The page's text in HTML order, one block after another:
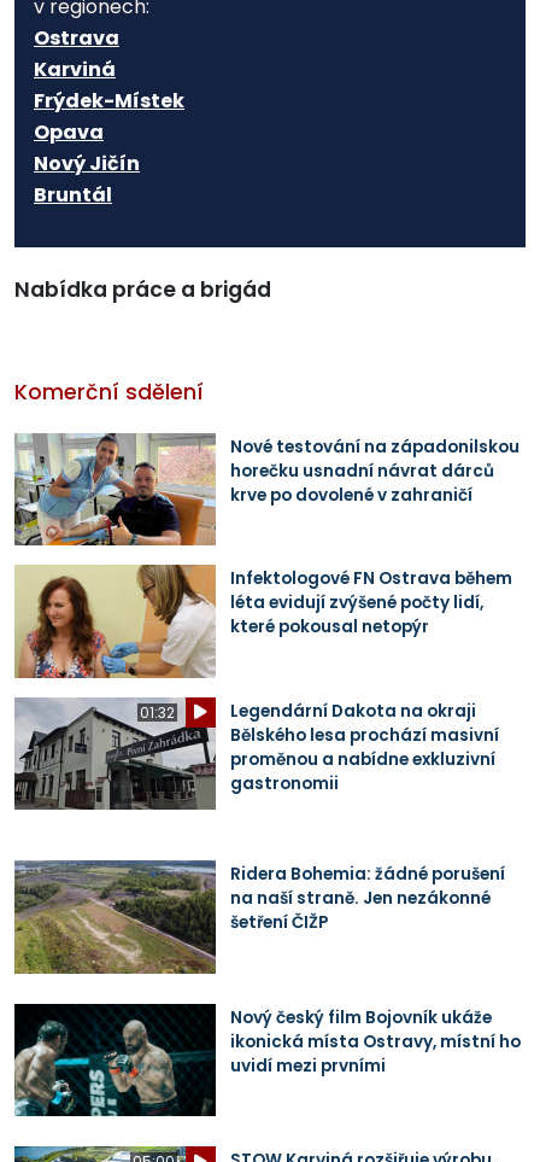
v regionech:
Ostrava
Karviná
Frýdek-Místek
Opava
Nový Jičín
Bruntál
Nabídka práce a brigád
Komerční sdělení
Nové testování na západonilskou
horečku usnadní návrat dárců
krve po dovolené v zahraničí
Infektologové FN Ostrava během
léta evidují zvýšené počty lidí,
které pokousal netopýr
01:32
Legendární Dakota na okraji
Bělského lesa prochází masivní
proměnou a nabídne exkluzivní
gastronomii
Ridera Bohemia: žádné porušení
na naší straně. Jen nezákonné
šetření ČIŽP
Nový český film Bojovník ukáže
ikonická místa Ostravy, místní ho
uvidí mezi prvními